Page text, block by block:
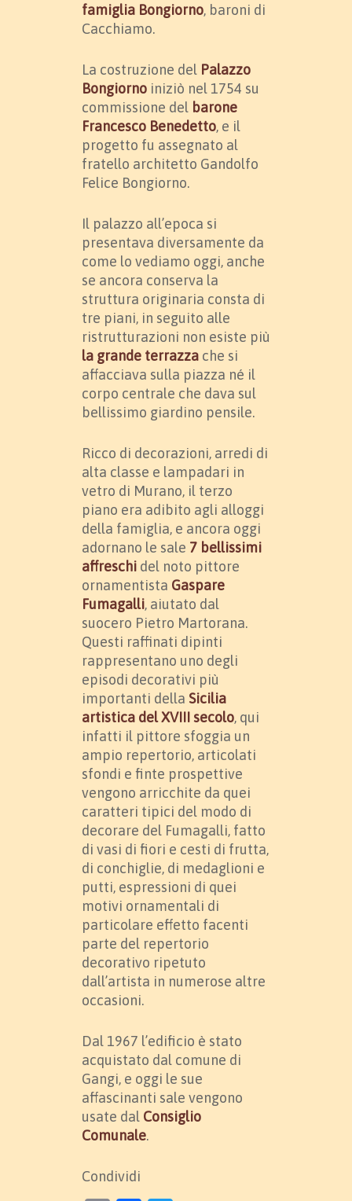
famiglia Bongiorno, baroni di
Cacchiamo.
La costruzione del Palazzo
Bongiorno iniziò nel 1754 su
commissione del barone
Francesco Benedetto, e il
progetto fu assegnato al
fratello architetto Gandolfo
Felice Bongiorno.
Il palazzo all’epoca si
presentava diversamente da
come lo vediamo oggi, anche
se ancora conserva la
struttura originaria consta di
tre piani, in seguito alle
ristrutturazioni non esiste più
la grande terrazza che si
affacciava sulla piazza né il
corpo centrale che dava sul
bellissimo giardino pensile.
Ricco di decorazioni, arredi di
alta classe e lampadari in
vetro di Murano, il terzo
piano era adibito agli alloggi
della famiglia, e ancora oggi
adornano le sale 7 bellissimi
affreschi del noto pittore
ornamentista Gaspare
Fumagalli, aiutato dal
suocero Pietro Martorana.
Questi raffinati dipinti
rappresentano uno degli
episodi decorativi più
importanti della Sicilia
artistica del XVIII secolo, qui
infatti il pittore sfoggia un
ampio repertorio, articolati
sfondi e finte prospettive
vengono arricchite da quei
caratteri tipici del modo di
decorare del Fumagalli, fatto
di vasi di fiori e cesti di frutta,
di conchiglie, di medaglioni e
putti, espressioni di quei
motivi ornamentali di
particolare effetto facenti
parte del repertorio
decorativo ripetuto
dall’artista in numerose altre
occasioni.
Dal 1967 l’edificio è stato
acquistato dal comune di
Gangi, e oggi le sue
affascinanti sale vengono
usate dal Consiglio
Comunale.
Condividi